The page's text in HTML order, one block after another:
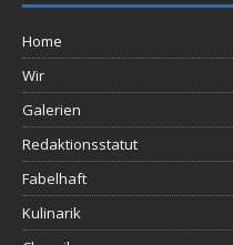
Home
Wir
Galerien
Redaktionsstatut
Fabelhaft
Kulinarik